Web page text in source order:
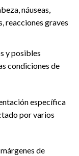
náuseas,
reacciones graves
y posibles
condiciones de
específica
por varios
de